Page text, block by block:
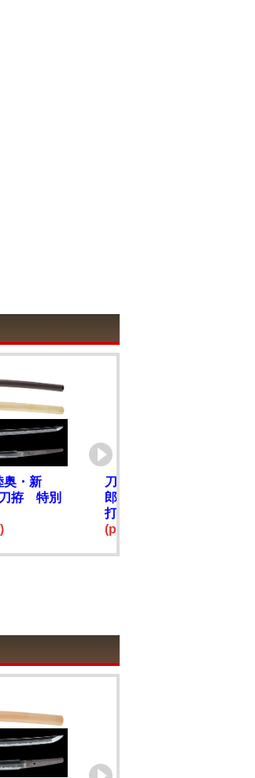
・新
拵 特別
刀 泰龍斎宗寛造之 応
郎需 文久元年五月日 附
打刀拵 特別保存刀剣鑑
(price)3,600,000円(JPY)